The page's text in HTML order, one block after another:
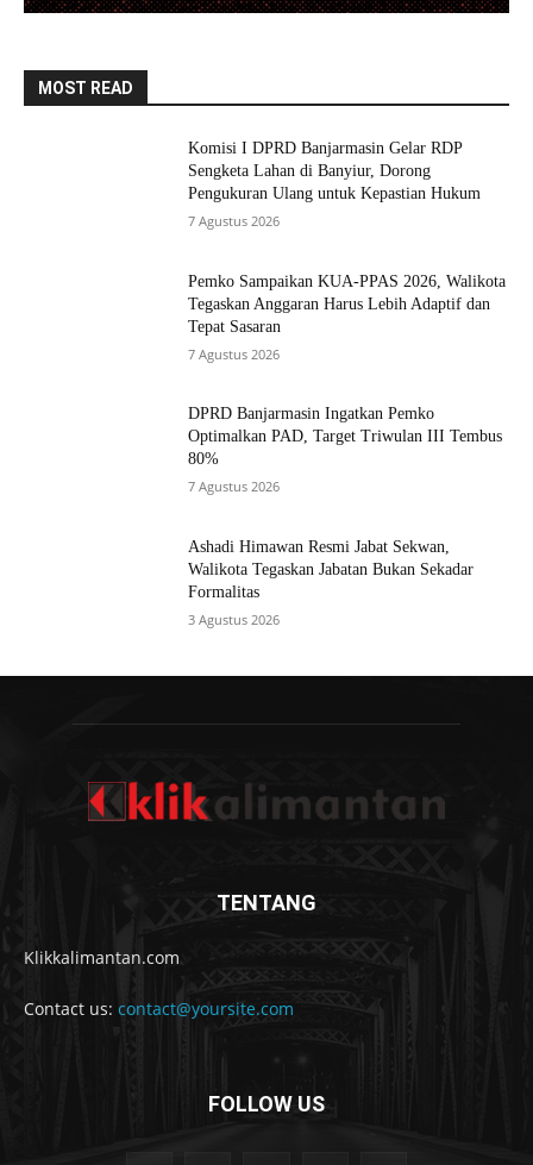
MOST READ
Komisi I DPRD Banjarmasin Gelar RDP
Sengketa Lahan di Banyiur, Dorong
Pengukuran Ulang untuk Kepastian Hukum
7 Agustus 2026
Pemko Sampaikan KUA-PPAS 2026, Walikota
Tegaskan Anggaran Harus Lebih Adaptif dan
Tepat Sasaran
7 Agustus 2026
DPRD Banjarmasin Ingatkan Pemko
Optimalkan PAD, Target Triwulan III Tembus
80%
7 Agustus 2026
Ashadi Himawan Resmi Jabat Sekwan,
Walikota Tegaskan Jabatan Bukan Sekadar
Formalitas
3 Agustus 2026
TENTANG
Klikkalimantan.com
Contact us: contact@yoursite.com
FOLLOW US